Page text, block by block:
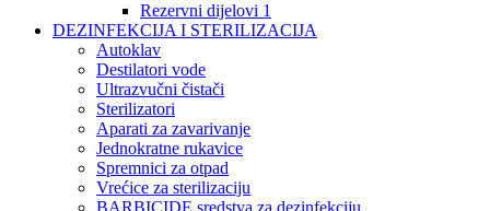
Rezervni dijelovi 1
DEZINFEKCIJA I STERILIZACIJA
Autoklav
Destilatori vode
Ultrazvučni čistači
Sterilizatori
Aparati za zavarivanje
Jednokratne rukavice
Spremnici za otpad
Vrećice za sterilizaciju
BARBICIDE sredstva za dezinfekciju